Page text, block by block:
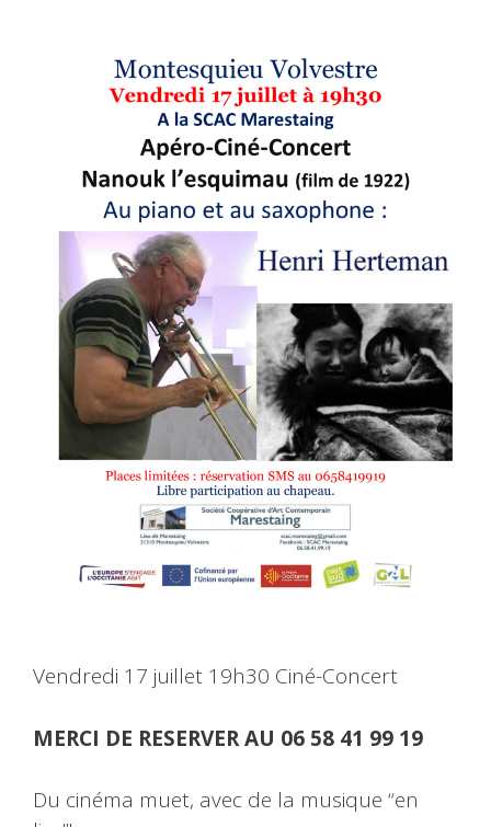
Vendredi 17 juillet 19h30 Ciné-Concert
MERCI DE RESERVER AU 06 58 41 99 19
Du cinéma muet, avec de la musique “en